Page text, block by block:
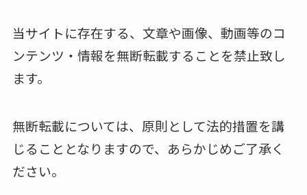
当サイトに存在する、文章や画像、動画等のコ
ンテンツ・情報を無断転載することを禁止致し
ます。
無断転載については、原則として法的措置を講
じることとなりますので、あらかじめご了承く
ださい。